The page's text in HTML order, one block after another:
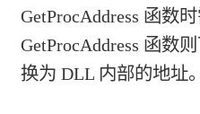
GetProcAddress 函数
GetProcAddress 函数
换为 DLL 内部的地址。